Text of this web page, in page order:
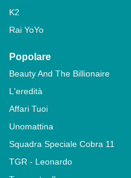
K2
Rai YoYo
Popolare
Beauty And The Billionaire
L'eredità
Affari Tuoi
Unomattina
Squadra Speciale Cobra 11
TGR - Leonardo